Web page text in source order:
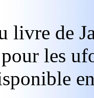
livre de
les